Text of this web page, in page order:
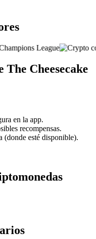
The Cheesecake
en la app.
recompensas.
(donde esté disponible).